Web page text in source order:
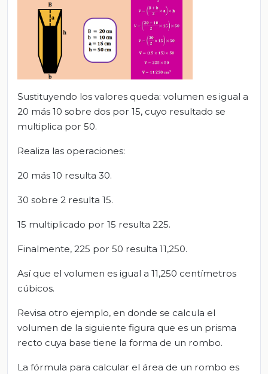
Sustituyendo los valores queda: volumen es igual a
20 más 10 sobre dos por 15, cuyo resultado se
multiplica por 50.
Realiza las operaciones:
20 más 10 resulta 30.
30 sobre 2 resulta 15.
15 multiplicado por 15 resulta 225.
Finalmente, 225 por 50 resulta 11,250.
Así que el volumen es igual a 11,250 centímetros
cúbicos.
Revisa otro ejemplo, en donde se calcula el
volumen de la siguiente figura que es un prisma
recto cuya base tiene la forma de un rombo.
La fórmula para calcular el área de un rombo es